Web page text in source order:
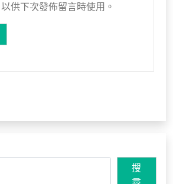
供下次發佈留言時使用。
搜